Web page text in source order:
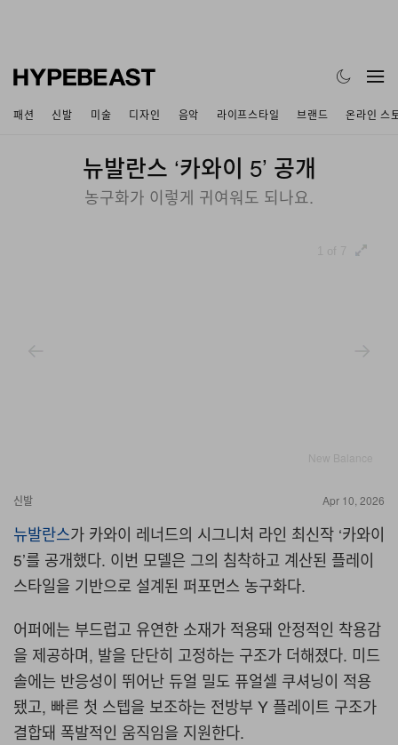
패션 신발 미술 디자인 음악 라이프스타일 브랜드 온라인 스
뉴발란스 ‘카와이 5’ 공개
농구화가 이렇게 귀여워도 되나요.
신발 Apr 10, 2026
뉴발란스가 카와이 레너드의 시그니처 라인 최신작 ‘카와이
5’를 공개했다. 이번 모델은 그의 침착하고 계산된 플레이
스타일을 기반으로 설계된 퍼포먼스 농구화다.
어퍼에는 부드럽고 유연한 소재가 적용돼 안정적인 착용감
을 제공하며, 발을 단단히 고정하는 구조가 더해졌다. 미드
솔에는 반응성이 뛰어난 듀얼 밀도 퓨얼셀 쿠셔닝이 적용
됐고, 빠른 첫 스텝을 보조하는 전방부 Y 플레이트 구조가
결합돼 폭발적인 움직임을 지원한다.